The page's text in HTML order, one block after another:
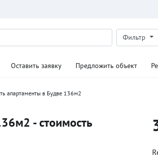
Фильтр
Оставить заявку Предложить объект
апартаменты в Будве 136м2
- стоимость